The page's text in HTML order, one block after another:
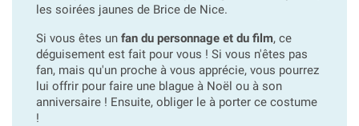
les soirées jaunes de Brice de Nice.
Si vous êtes un fan du personnage et du film, ce
déguisement est fait pour vous ! Si vous n'êtes pas
fan, mais qu'un proche à vous apprécie, vous pourrez
lui offrir pour faire une blague à Noël ou à son
anniversaire ! Ensuite, obliger le à porter ce costume
!